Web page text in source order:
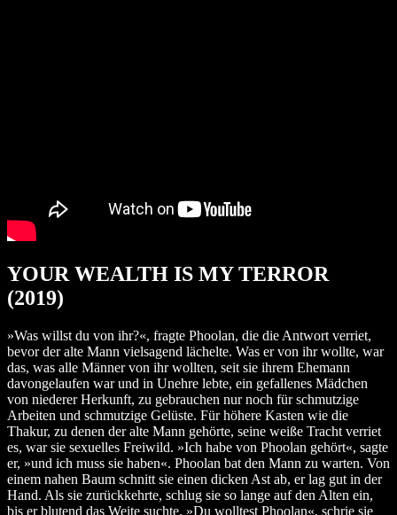
YOUR WEALTH IS MY TERROR
(2019)
»Was willst du von ihr?«, fragte Phoolan, die die Antwort verriet,
bevor der alte Mann vielsagend lächelte. Was er von ihr wollte, war
das, was alle Männer von ihr wollten, seit sie ihrem Ehemann
davongelaufen war und in Unehre lebte, ein gefallenes Mädchen
von niederer Herkunft, zu gebrauchen nur noch für schmutzige
Arbeiten und schmutzige Gelüste. Für höhere Kasten wie die
Thakur, zu denen der alte Mann gehörte, seine weiße Tracht verriet
es, war sie sexuelles Freiwild. »Ich habe von Phoolan gehört«, sagte
er, »und ich muss sie haben«. Phoolan bat den Mann zu warten. Von
einem nahen Baum schnitt sie einen dicken Ast ab, er lag gut in der
Hand. Als sie zurückkehrte, schlug sie so lange auf den Alten ein,
bis er blutend das Weite suchte. »Du wolltest Phoolan«, schrie sie